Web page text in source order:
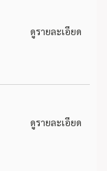
ดูรายละเอียด
ดูรายละเอียด